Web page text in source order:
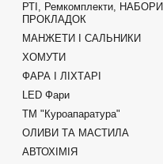
РТІ, Ремкомплекти, НАБОРИ
ПРОКЛАДОК
МАНЖЕТИ І САЛЬНИКИ
ХОМУТИ
ФАРА І ЛІХТАРІ
LED Фари
ТМ "Куроапаратура"
ОЛИВИ ТА МАСТИЛА
АВТОХІМІЯ